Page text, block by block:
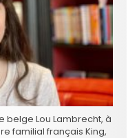
belge Lou Lambrecht, à
familial français King,